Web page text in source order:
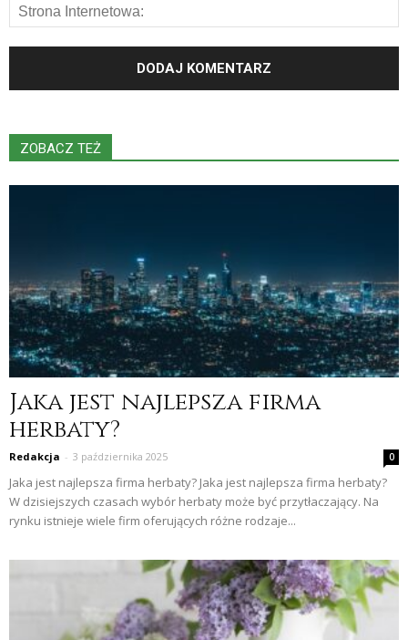
ZOBACZ TEŻ
Jaka jest najlepsza firma
herbaty?
Redakcja - 3 października 2025 0
Jaka jest najlepsza firma herbaty? Jaka jest najlepsza firma herbaty?
W dzisiejszych czasach wybór herbaty może być przytłaczający. Na
rynku istnieje wiele firm oferujących różne rodzaje...